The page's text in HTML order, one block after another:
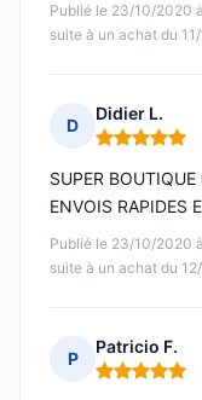
Publié le 23/10/2020
suite à un achat du
D
Didier L.
Note : 5 sur 5
Publié le 23/10/2020
suite à un achat du
SUPER
ENVOIS RAPIDES
P
Patricio F.
Note : 5 sur 5